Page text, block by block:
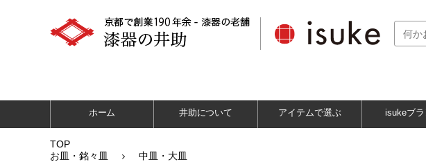
ホーム 井助について アイテムで選ぶ isukeブラ
TOP
お皿・銘々皿
中皿・大皿